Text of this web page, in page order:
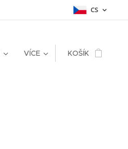
CS
VÍCE KOŠÍK